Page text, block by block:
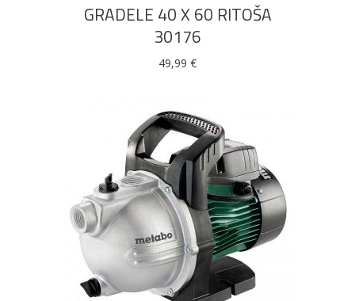
GRADELE 40 X 60 RITOŠA
30176
49,99 €
DODAJ U KOŠARICU